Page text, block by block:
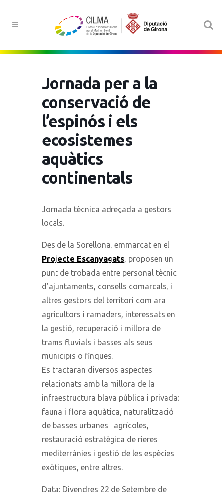
Jornada per a la
conservació de
l’espinós i els
ecosistemes
aquàtics
continentals
Jornada tècnica adreçada a gestors
locals.
Des de la Sorellona, emmarcat en el
Projecte Escanyagats, proposen un
punt de trobada entre personal tècnic
d’ajuntaments, consells comarcals, i
altres gestors del territori com ara
agricultors i ramaders, interessats en
la gestió, recuperació i millora de
trams fluvials i basses als seus
municipis o finques.
Es tractaran diversos aspectes
relacionats amb la millora de la
infraestructura blava pública i privada:
fauna i flora aquàtica, naturalització
de basses urbanes i agrícoles,
restauració estratègica de rieres
mediterrànies i gestió de les espècies
exòtiques, entre altres.
Data: Divendres 22 de Setembre de